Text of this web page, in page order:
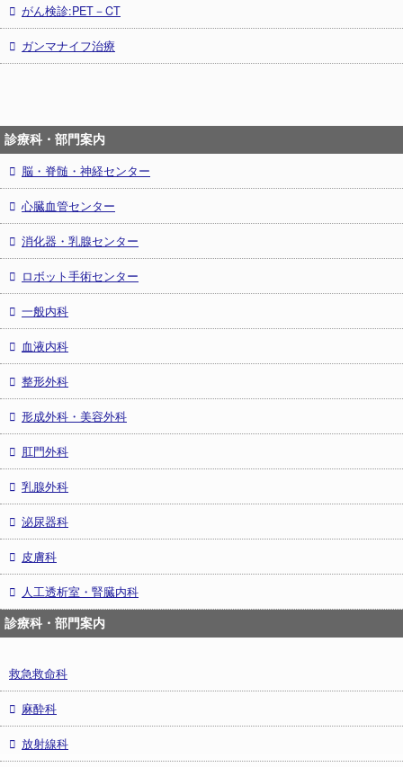
がん検診:PET－CT
ガンマナイフ治療
診療科・部門案内
脳・脊髄・神経センター
心臓血管センター
消化器・乳腺センター
ロボット手術センター
一般内科
血液内科
整形外科
形成外科・美容外科
肛門外科
乳腺外科
泌尿器科
皮膚科
人工透析室・腎臓内科
診療科・部門案内
救急救命科
麻酔科
放射線科